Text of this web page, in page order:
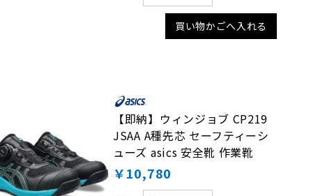
買い物かごへ入れる
【即納】ウィンジョブ CP219
JSAA A種先芯 セーフティーシ
ューズ asics 安全靴 作業靴
￥10,780